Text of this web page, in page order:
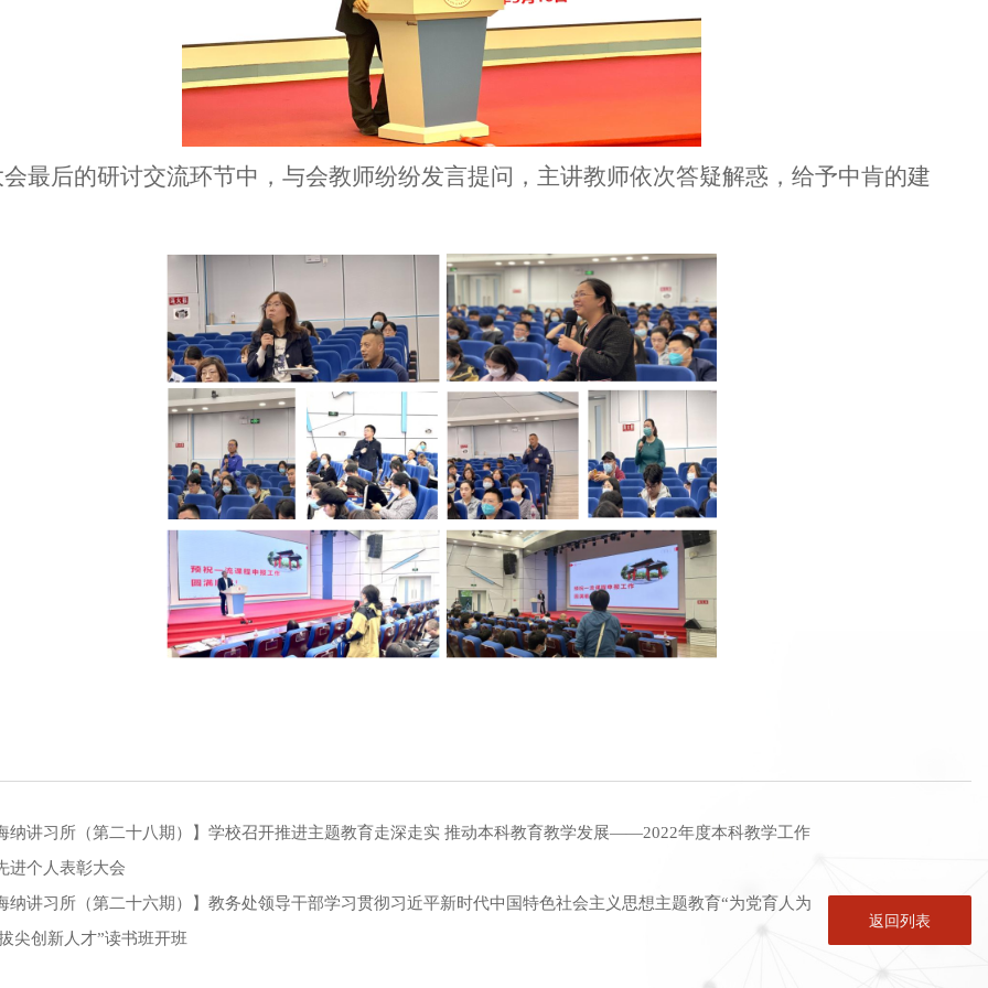
最后的研讨交流环节中 ，与会教师纷纷发言提问， 主讲教师依次答疑解惑，给予中肯的建
纳讲习所（第二十八期）】学校召开推进主题教育走深走实 推动本科教育教学发展——2022年度本科教学工作
进个人表彰大会
纳讲习所（第二十六期）】教务处领导干部学习贯彻习近平新时代中国特色社会主义思想主题教育“为党育人为
尖创新人才”读书班开班
返回列表